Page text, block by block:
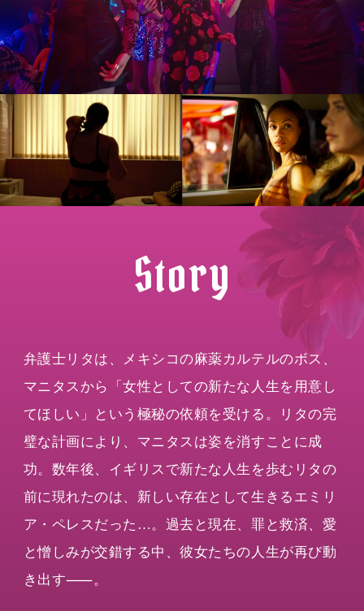
Story
弁護士リタは、メキシコの麻薬カルテルのボス、
マニタスから「女性としての新たな人生を用意し
てほしい」という極秘の依頼を受ける。リタの完
璧な計画により、マニタスは姿を消すことに成
功。数年後、イギリスで新たな人生を歩むリタの
前に現れたのは、新しい存在として生きるエミリ
ア・ペレスだった…。過去と現在、罪と救済、愛
と憎しみが交錯する中、彼女たちの人生が再び動
き出す⸺。